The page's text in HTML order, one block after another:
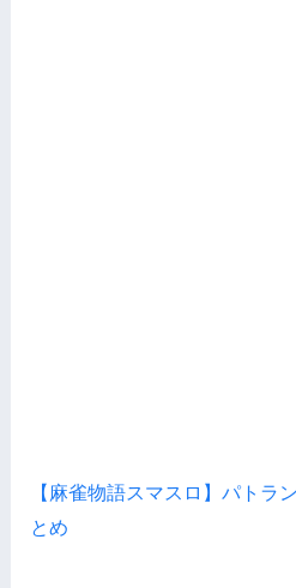
【麻雀物語スマスロ】パトラ
とめ